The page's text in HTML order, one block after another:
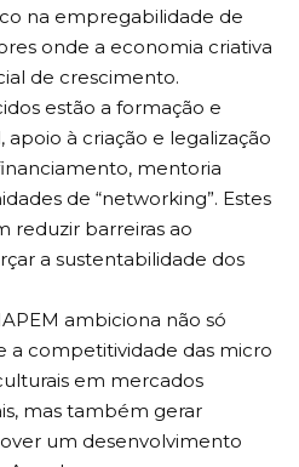
na empregabilidade de
onde a economia criativa
de crescimento.
estão a formação e
apoio à criação e legalização
mentoria
de “networking”. Estes
reduzir barreiras ao
a sustentabilidade dos
ambiciona não só
a competitividade das micro
em mercados
mas também gerar
um desenvolvimento